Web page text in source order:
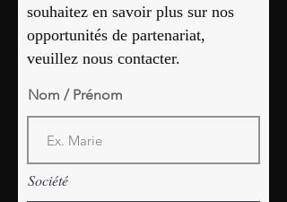
souhaitez en savoir plus sur nos
opportunités de partenariat,
veuillez nous contacter.
Nom / Prénom
Société